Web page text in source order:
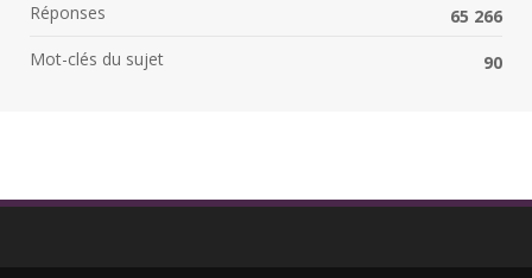
Réponses
65 266
Mot-clés du sujet
90